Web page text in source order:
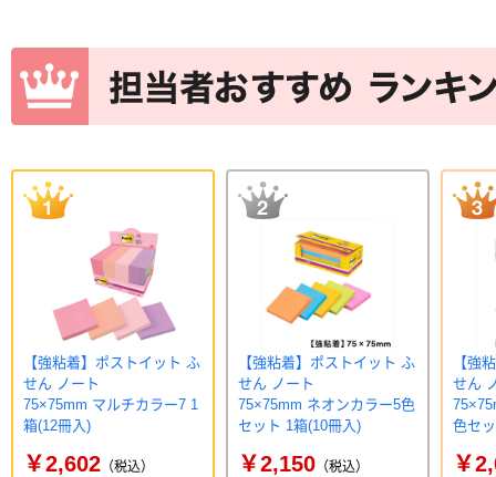
【強粘着】ポストイット ふ
せん ノート
75×75mm マルチカラー7 1
箱(12冊入)
￥2,602 （税込）
【強粘着】ポストイット ふ
せん ノート
75×75mm ネオンカラー5色
セット 1箱(10冊入)
￥2,150 （税込）
【強
せん
色セ
￥